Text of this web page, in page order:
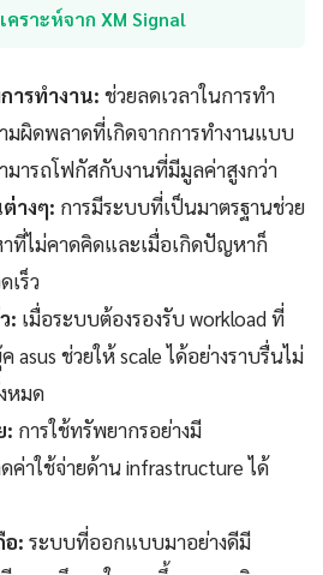
คราะห์จาก XM Signal
ารทำงาน: ช่วยลดเวลาในการทำ
มผิดพลาดที่เกิดจากการทำงานแบบ
มารถโฟกัสกับงานที่มีมูลค่าสูงกว่า
างๆ: การมีระบบที่เป็นมาตรฐานช่วย
ที่ไม่คาดคิดและเมื่อเกิดปัญหาก็
เร็ว
: เมื่อระบบต้องรองรับ workload ที่
asus ช่วยให้ scale ได้อย่างราบรื่นไม่
หมด
: การใช้ทรัพยากรอย่างมี
าใช้จ่ายด้าน infrastructure ได้
อ: ระบบที่ออกแบบมาอย่างดีมี